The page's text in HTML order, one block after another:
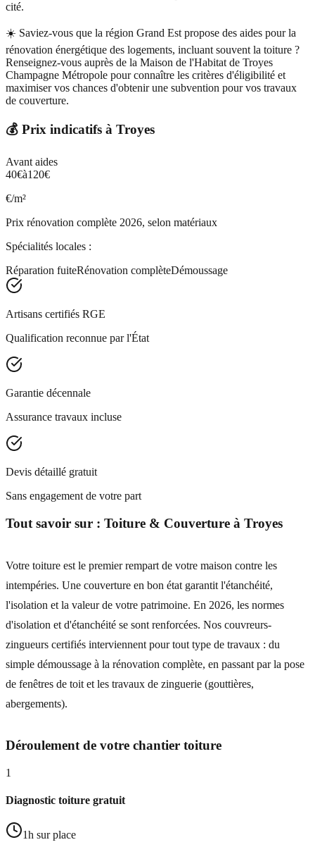
cité.
☀️ Saviez-vous que la région Grand Est propose des aides pour la
rénovation énergétique des logements, incluant souvent la toiture ?
Renseignez-vous auprès de la Maison de l'Habitat de Troyes
Champagne Métropole pour connaître les critères d'éligibilité et
maximiser vos chances d'obtenir une subvention pour vos travaux
de couverture.
💰 Prix indicatifs à Troyes
Avant aides
40€à120€
€/m²
Prix rénovation complète 2026, selon matériaux
Spécialités locales :
Réparation fuiteRénovation complèteDémoussage
Artisans certifiés RGE
Qualification reconnue par l'État
Garantie décennale
Assurance travaux incluse
Devis détaillé gratuit
Sans engagement de votre part
Tout savoir sur : Toiture & Couverture à Troyes
Votre toiture est le premier rempart de votre maison contre les
intempéries. Une couverture en bon état garantit l'étanchéité,
l'isolation et la valeur de votre patrimoine. En 2026, les normes
d'isolation et d'étanchéité se sont renforcées. Nos couvreurs-
zingueurs certifiés interviennent pour tout type de travaux : du
simple démoussage à la rénovation complète, en passant par la pose
de fenêtres de toit et les travaux de zinguerie (gouttières,
abergements).
Déroulement de votre chantier toiture
1
Diagnostic toiture gratuit
1h sur place